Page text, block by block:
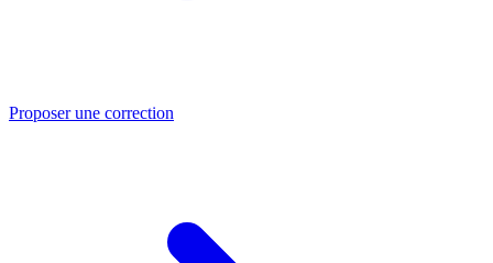
Proposer une correction